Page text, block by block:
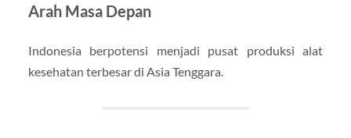
Arah Masa Depan
Indonesia berpotensi menjadi pusat produksi alat
kesehatan terbesar di Asia Tenggara.